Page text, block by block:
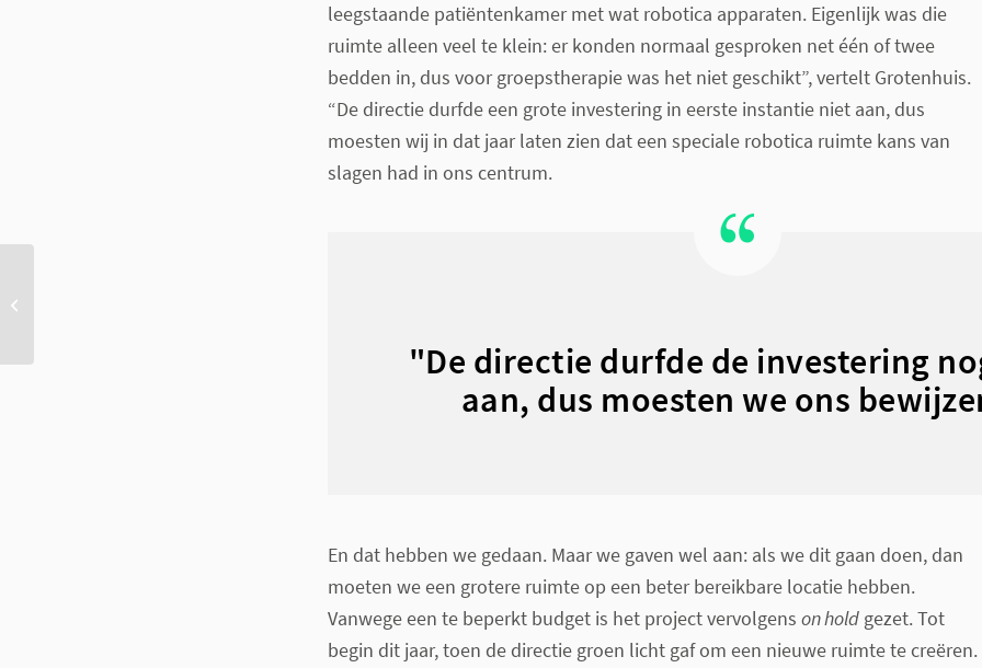
leegstaande patiëntenkamer met wat robotica apparaten. Eigenlijk was die
ruimte alleen veel te klein: er konden normaal gesproken net één of twee
bedden in, dus voor groepstherapie was het niet geschikt”, vertelt Grotenhuis.
“De directie durfde een grote investering in eerste instantie niet aan, dus
moesten wij in dat jaar laten zien dat een speciale robotica ruimte kans van
slagen had in ons centrum.
"De directie durfde de investering
aan, dus moesten we ons
En dat hebben we gedaan. Maar we gaven wel aan: als we dit gaan doen, dan
moeten we een grotere ruimte op een beter bereikbare locatie hebben.
Vanwege een te beperkt budget is het project vervolgens on hold gezet. Tot
begin dit jaar, toen de directie groen licht gaf om een nieuwe ruimte te creëren.